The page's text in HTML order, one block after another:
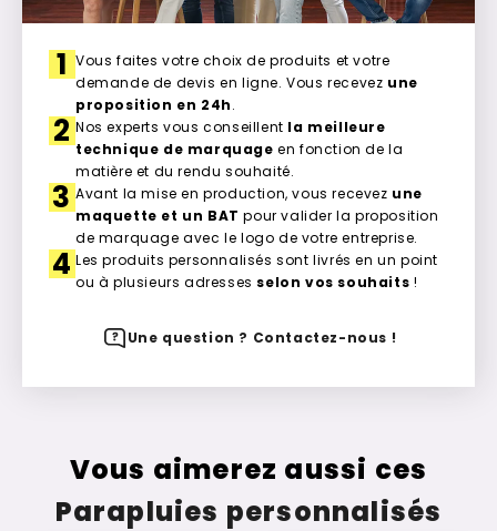
1 Vous faites votre choix de produits et votre
demande de devis en ligne. Vous recevez une
proposition en 24h.
2 Nos experts vous conseillent la meilleure
technique de marquage en fonction de la
matière et du rendu souhaité.
3Avant la mise en production, vous recevez une
maquette et un BAT pour valider la proposition
de marquage avec le logo de votre entreprise.
4Les produits personnalisés sont livrés en un point
ou à plusieurs adresses selon vos souhaits !
Une question ? Contactez-nous !
Vous aimerez aussi ces
Parapluies personnalisés